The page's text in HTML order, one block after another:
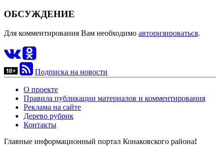
ОБСУЖДЕНИЕ
Для комментирования Вам необходимо авторизироваться.
Подписка на новости
О проекте
Правила публикации материалов и комментирования
Реклама на сайте
Дерево рубрик
Контакты
Главные информационный портал Конаковского района!